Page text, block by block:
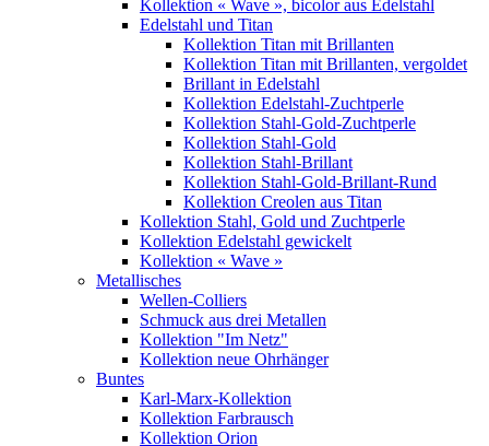
Kollektion « Wave », bicolor aus Edelstahl
Edelstahl und Titan
Kollektion Titan mit Brillanten
Kollektion Titan mit Brillanten, vergoldet
Brillant in Edelstahl
Kollektion Edelstahl-Zuchtperle
Kollektion Stahl-Gold-Zuchtperle
Kollektion Stahl-Gold
Kollektion Stahl-Brillant
Kollektion Stahl-Gold-Brillant-Rund
Kollektion Creolen aus Titan
Kollektion Stahl, Gold und Zuchtperle
Kollektion Edelstahl gewickelt
Kollektion « Wave »
Metallisches
Wellen-Colliers
Schmuck aus drei Metallen
Kollektion "Im Netz"
Kollektion neue Ohrhänger
Buntes
Karl-Marx-Kollektion
Kollektion Farbrausch
Kollektion Orion